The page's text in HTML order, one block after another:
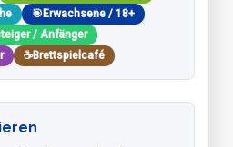
🎯 Erwachsene / 18+
/ Anfänger
☕Brettspielcafé